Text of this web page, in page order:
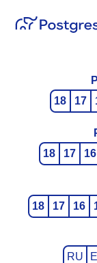
18
17
18
17 16
18
17 16
RU